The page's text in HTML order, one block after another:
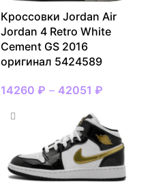
Кроссовки Jordan Air
Jordan 4 Retro White
Cement GS 2016
оригинал 5424589
14260 ₽ – 42051 ₽